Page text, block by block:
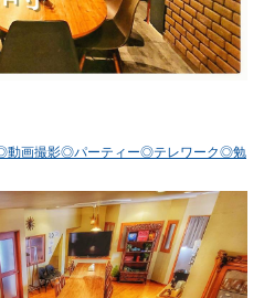
動画撮影◎パーティー◎テレワーク◎勉